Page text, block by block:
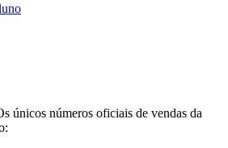
únicos números oficiais de vendas da